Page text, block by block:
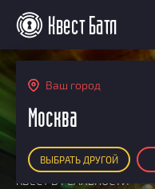
Ваш город
Москва
ВЫБРАТЬ ДРУГОЙ
КАРТА КВЕСТОВ
КВЕСТ В РЕАЛЬНОСТИ